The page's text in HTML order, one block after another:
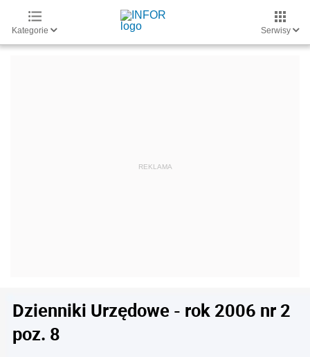
Kategorie Serwisy
Dzienniki Urzędowe - rok 2006 nr 2
poz. 8